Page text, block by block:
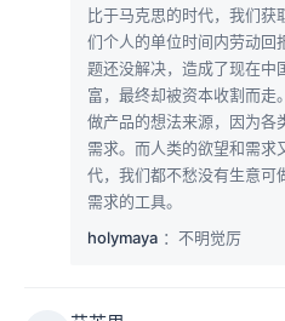
比于马克思的时代，我们
们个人的单位时间内劳动回
题还没解决，造成了现在中
富，最终却被资本收割而走
做产品的想法来源，因为各
需求。而人类的欲望和需求
代，我们都不愁没有生意可
需求的工具。
holymaya ：不明觉厉